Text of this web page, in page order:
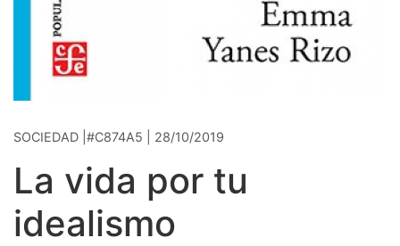
SOCIEDAD |#C874A5 | 28/10/2019
La vida por tu
idealismo